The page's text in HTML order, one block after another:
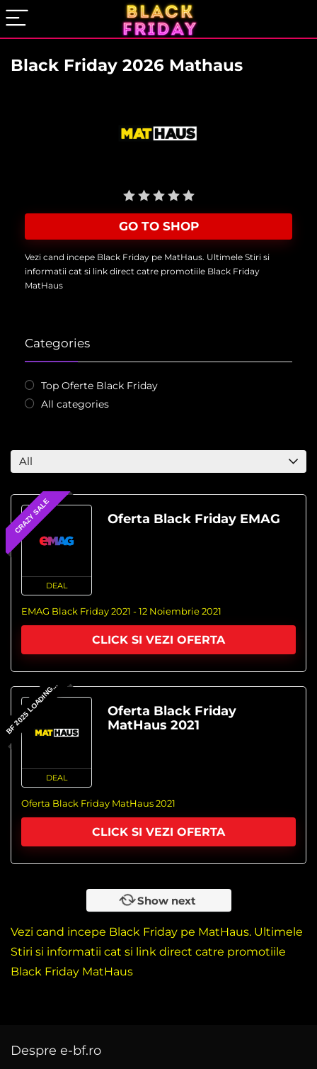
Black Friday 2026 Mathaus
GO TO SHOP
Vezi cand incepe Black Friday pe MatHaus. Ultimele Stiri si
informatii cat si link direct catre promotiile Black Friday
MatHaus
Categories
Top Oferte Black Friday
All categories
All
CRAZY SALE
DEAL
Oferta Black Friday EMAG
EMAG Black Friday 2021 - 12 Noiembrie 2021
CLICK SI VEZI OFERTA
BF 2025 LOADING...
DEAL
Oferta Black Friday
MatHaus 2021
Oferta Black Friday MatHaus 2021
CLICK SI VEZI OFERTA
Show next
Vezi cand incepe Black Friday pe MatHaus. Ultimele
Stiri si informatii cat si link direct catre promotiile
Black Friday MatHaus
Despre e-bf.ro